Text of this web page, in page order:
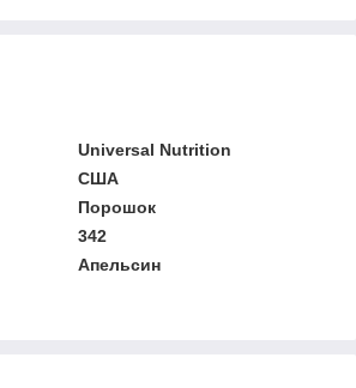
Universal Nutrition
США
Порошок
342
Апельсин